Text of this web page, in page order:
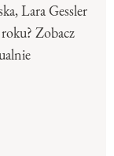
Lara Gessler
Zobacz